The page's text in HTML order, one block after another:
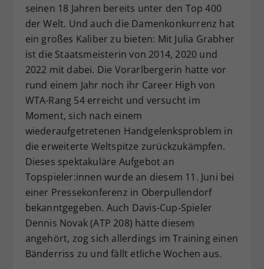
seinen 18 Jahren bereits unter den Top 400
der Welt. Und auch die Damenkonkurrenz hat
ein großes Kaliber zu bieten: Mit Julia Grabher
ist die Staatsmeisterin von 2014, 2020 und
2022 mit dabei. Die Vorarlbergerin hatte vor
rund einem Jahr noch ihr Career High von
WTA-Rang 54 erreicht und versucht im
Moment, sich nach einem
wiederaufgetretenen Handgelenksproblem in
die erweiterte Weltspitze zurückzukämpfen.
Dieses spektakuläre Aufgebot an
Topspieler:innen wurde an diesem 11. Juni bei
einer Pressekonferenz in Oberpullendorf
bekanntgegeben. Auch Davis-Cup-Spieler
Dennis Novak (ATP 208) hätte diesem
angehört, zog sich allerdings im Training einen
Bänderriss zu und fällt etliche Wochen aus.